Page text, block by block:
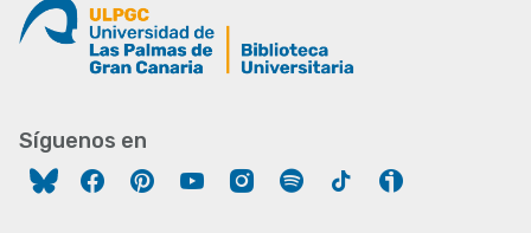
Síguenos en
FacebookPinterestYouTubeInstagram
Spotify Tiktok